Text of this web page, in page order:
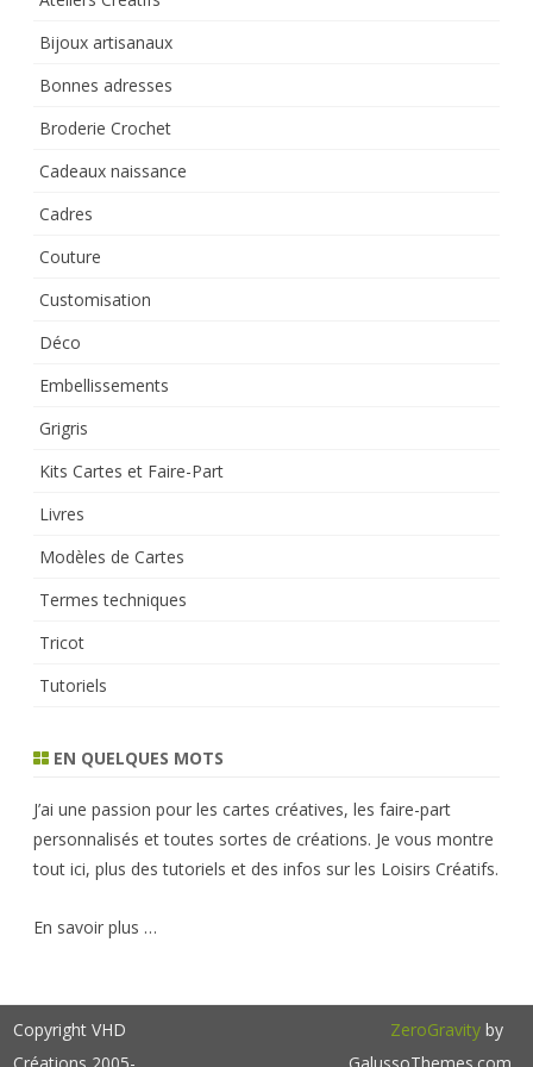
Bijoux artisanaux
Bonnes adresses
Broderie Crochet
Cadeaux naissance
Cadres
Couture
Customisation
Déco
Embellissements
Grigris
Kits Cartes et Faire-Part
Livres
Modèles de Cartes
Termes techniques
Tricot
Tutoriels
EN QUELQUES MOTS
J’ai une passion pour les cartes créatives, les faire-part
personnalisés et toutes sortes de créations. Je vous montre
tout ici, plus des tutoriels et des infos sur les Loisirs Créatifs.
En savoir plus …
Copyright VHD
ZeroGravityby